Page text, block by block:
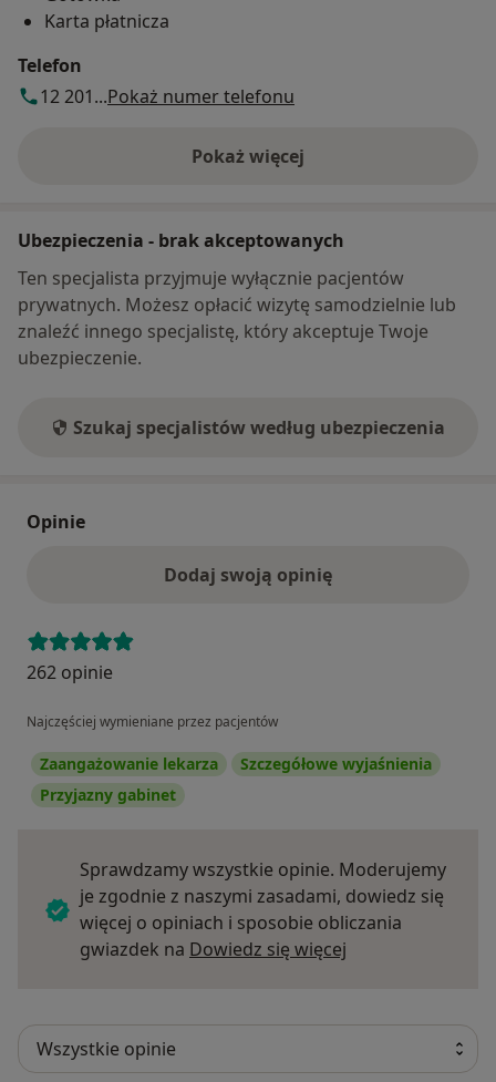
Karta płatnicza
Telefon
12 201...Pokaż numer telefonu
Pokaż więcej
o adresie
Ubezpieczenia - brak akceptowanych
Ten specjalista przyjmuje wyłącznie pacjentów
prywatnych. Możesz opłacić wizytę samodzielnie lub
znaleźć innego specjalistę, który akceptuje Twoje
ubezpieczenie.
Szukaj specjalistów według ubezpieczenia
Opinie
Dodaj swoją opinię
262 opinie
Najczęściej wymieniane przez pacjentów
Zaangażowanie lekarza
Szczegółowe wyjaśnienia
Przyjazny gabinet
Sprawdzamy wszystkie opinie. Moderujemy
je zgodnie z naszymi zasadami, dowiedz się
więcej o opiniach i sposobie obliczania
gwiazdek na Dowiedz się więcej